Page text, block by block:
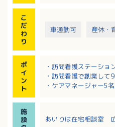
こ
だ
わ
り
車通勤可 産休・
ポ
イ
ン
ト
・訪問看護ステーショ
・訪問看護で創業し
・ケアマネージャー5名
施
設
あいりは在宅相談室